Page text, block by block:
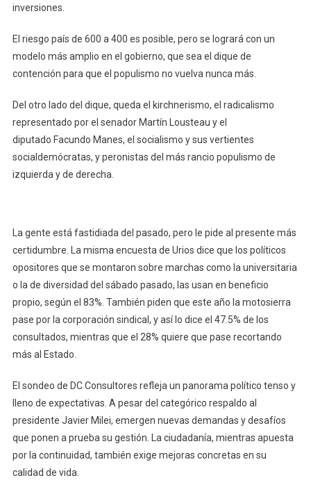
inversiones.
El riesgo país de 600 a 400 es posible, pero se logrará con un
modelo más amplio en el gobierno, que sea el dique de
contención para que el populismo no vuelva nunca más.
Del otro lado del dique, queda el kirchnerismo, el radicalismo
representado por el senador Martín Lousteau y el
diputado Facundo Manes, el socialismo y sus vertientes
socialdemócratas, y peronistas del más rancio populismo de
izquierda y de derecha.
La gente está fastidiada del pasado, pero le pide al presente más
certidumbre. La misma encuesta de Urios dice que los políticos
opositores que se montaron sobre marchas como la universitaria
o la de diversidad del sábado pasado, las usan en beneficio
propio, según el 83%. También piden que este año la motosierra
pase por la corporación sindical, y así lo dice el 47.5% de los
consultados, mientras que el 28% quiere que pase recortando
más al Estado.
El sondeo de DC Consultores refleja un panorama político tenso y
lleno de expectativas. A pesar del categórico respaldo al
presidente Javier Milei, emergen nuevas demandas y desafíos
que ponen a prueba su gestión. La ciudadanía, mientras apuesta
por la continuidad, también exige mejoras concretas en su
calidad de vida.